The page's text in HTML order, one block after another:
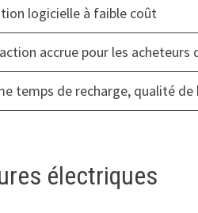
logicielle à faible coût
accrue pour les acheteurs
temps de recharge, qualité
électriques